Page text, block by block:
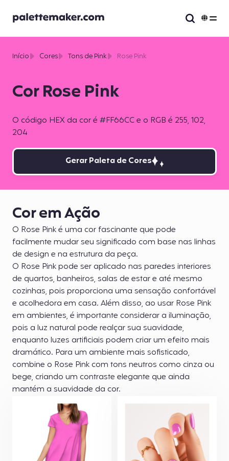
Cor Rose Pink
O código HEX da cor é #FF66CC e o RGB é 255, 102,
204
Início Cores Tons de Pink Rose Pink
Gerar Paleta de Cores
Cor em Ação
O Rose Pink é uma cor fascinante que pode
facilmente mudar seu significado com base nas linhas
de design e na estrutura da peça.
O Rose Pink pode ser aplicado nas paredes interiores
de quartos, banheiros, salas de estar e até mesmo
cozinhas, pois proporciona uma sensação confortável
e acolhedora em casa. Além disso, ao usar Rose Pink
em ambientes, é importante considerar a iluminação,
pois a luz natural pode realçar sua suavidade,
enquanto luzes artificiais podem criar um efeito mais
dramático. Para um ambiente mais sofisticado,
combine o Rose Pink com tons neutros como cinza ou
bege, criando um contraste elegante que ainda
mantém a suavidade da cor.